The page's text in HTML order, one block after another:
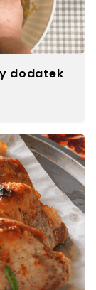
dodatek